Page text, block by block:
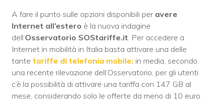
A fare il punto sulle opzioni disponibili per avere
Internet all’estero è la nuova indagine
dell’Osservatorio SOStariffe.it . Per accedere a
Internet in mobilità in Italia basta attivare una delle
tante tariffe di telefonia mobile: in media, secondo
una recente rilevazione dell’Osservatorio, per gli utenti
c’è la possibilità di attivare una tariffa con 147 GB al
mese, considerando solo le offerte da meno di 10 euro